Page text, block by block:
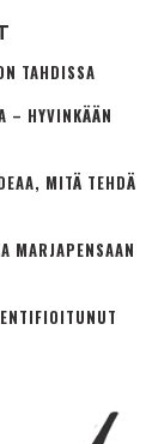
TAHDISSA
– HYVINKÄÄN
MITÄ TEHDÄ
MARJAPENSAAN